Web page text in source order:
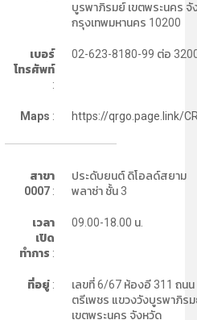
บูรพาภิรมย์ เขตพระนคร จั
กรุงเทพมหานคร 10200
เบอร์
โทรศัพท์
:
02-623-8180-99 ต่อ
Maps : https://qrgo.page.link/
สาขา
0007:
ประดับยนต์ ดิโอลด์สยาม
พลาซ่า ชั้น 3
เวลา
เปิด
ทำการ :
09.00-18.00 น.
ที่อยู่:
เลขที่ 6/67 ห้องอี 311 ถนน
ตรีเพชร แขวงวังบูรพาภิร
เขตพระนคร จังหวัด